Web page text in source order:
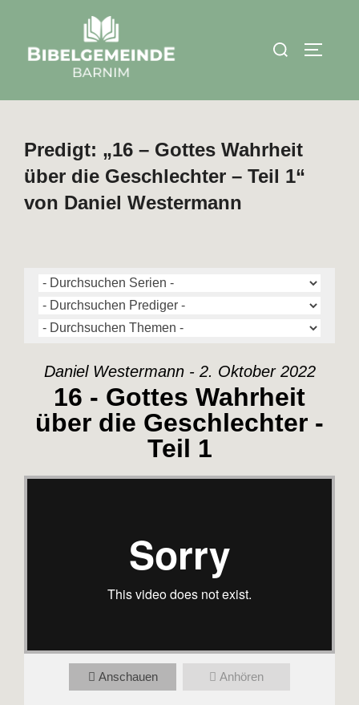
springen
Suchen
Predigt: „16 – Gottes Wahrheit
über die Geschlechter – Teil 1“
von Daniel Westermann
Daniel Westermann - 2. Oktober 2022
16 - Gottes Wahrheit
über die Geschlechter -
Teil 1
Anschauen Anhören